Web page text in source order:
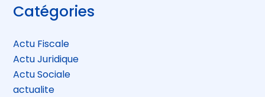
Blog
sidebar
Catégories
Actu Fiscale
Actu Juridique
Actu Sociale
actualite